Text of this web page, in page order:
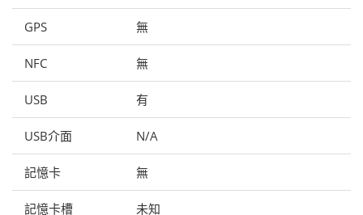
GPS 無
NFC 無
USB 有
USB介面 N/A
記憶卡 無
記憶卡槽 未知